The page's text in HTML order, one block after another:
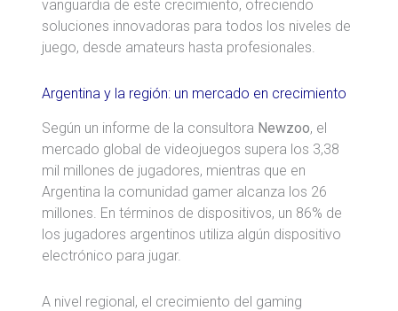
vanguardia de este crecimiento, ofreciendo
soluciones innovadoras para todos los niveles de
juego, desde amateurs hasta profesionales.
Argentina y la región: un mercado en crecimiento
Según un informe de la consultora Newzoo, el
mercado global de videojuegos supera los 3,38
mil millones de jugadores, mientras que en
Argentina la comunidad gamer alcanza los 26
millones. En términos de dispositivos, un 86% de
los jugadores argentinos utiliza algún dispositivo
electrónico para jugar.
A nivel regional, el crecimiento del gaming